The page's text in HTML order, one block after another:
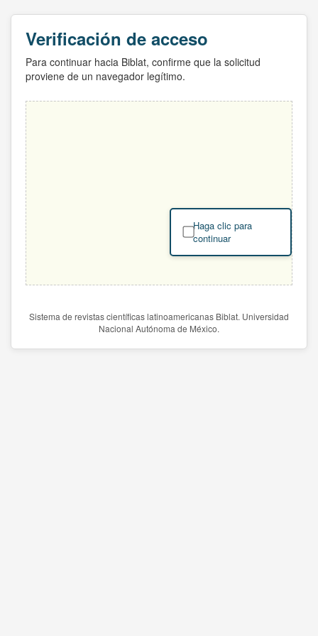
Verificación de acceso
Para continuar hacia Biblat, confirme que la solicitud
proviene de un navegador legítimo.
Haga clic para
continuar
Sistema de revistas científicas latinoamericanas Biblat. Universidad
Nacional Autónoma de México.